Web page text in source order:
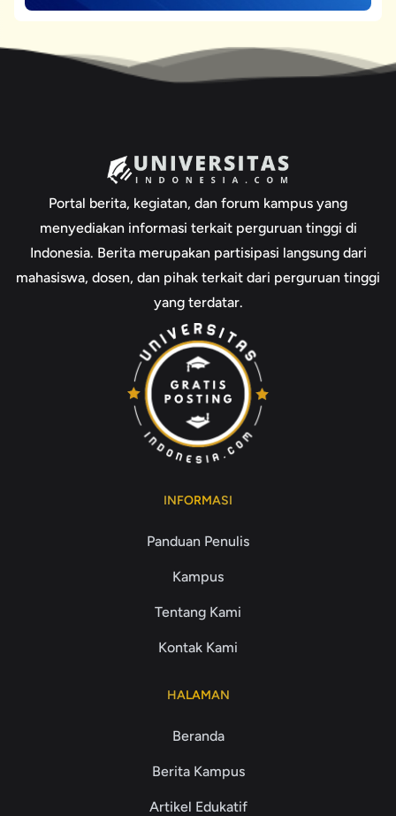
Portal berita, kegiatan, dan forum kampus yang
menyediakan informasi terkait perguruan tinggi di
Indonesia. Berita merupakan partisipasi langsung dari
mahasiswa, dosen, dan pihak terkait dari perguruan tinggi
yang terdatar.
INFORMASI
Panduan Penulis
Kampus
Tentang Kami
Kontak Kami
HALAMAN
Beranda
Berita Kampus
Artikel Edukatif